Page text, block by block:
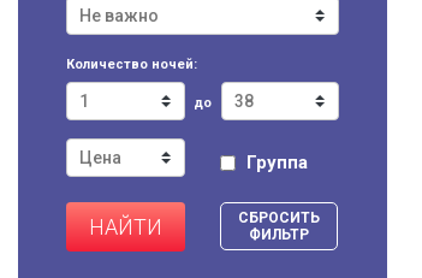
Количество ночей:
до
Группа
НАЙТИ
СБРОСИТЬ
ФИЛЬТР